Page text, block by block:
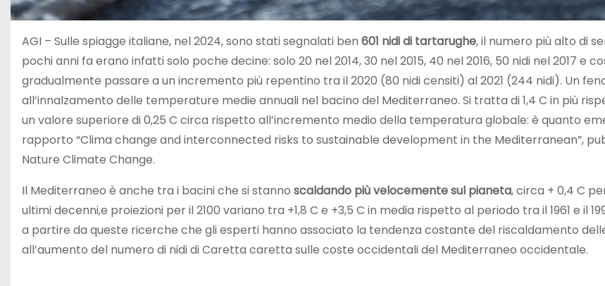
AGI – Sulle spiagge italiane, nel 2024, sono stati segnalati ben 601 nidi di tartarughe, il numero più alto di
pochi anni fa erano infatti solo poche decine: solo 20 nel 2014, 30 nel 2015, 40 nel 2016, 50 nidi nel 2017 e
gradualmente passare a un incremento più repentino tra il 2020 (80 nidi censiti) al 2021 (244 nidi). Un
all’innalzamento delle temperature medie annuali nel bacino del Mediterraneo. Si tratta di 1,4 C in più
un valore superiore di 0,25 C circa rispetto all’incremento medio della temperatura globale: è quanto
rapporto “Clima change and interconnected risks to sustainable development in the Mediterranean”,
Nature Climate Change.
Il Mediterraneo è anche tra i bacini che si stanno scaldando più velocemente sul pianeta, circa + 0,4 C
ultimi decenni,e proiezioni per il 2100 variano tra +1,8 C e +3,5 C in media rispetto al periodo tra il 1961 e il
a partire da queste ricerche che gli esperti hanno associato la tendenza costante del riscaldamento
all’aumento del numero di nidi di Caretta caretta sulle coste occidentali del Mediterraneo occidentale.